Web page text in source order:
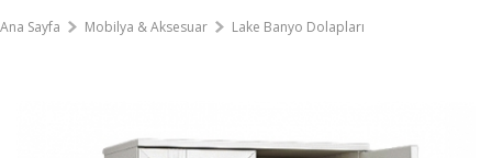
Ana Sayfa Mobilya & Aksesuar Lake Banyo Dolapları